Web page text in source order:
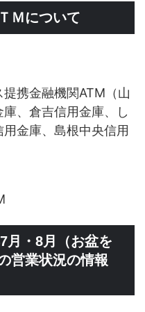
Ｍについて
携金融機関ATM（山
、倉吉信用金庫、し
金庫、島根中央信用
月・8月（お盆を
営業状況の情報